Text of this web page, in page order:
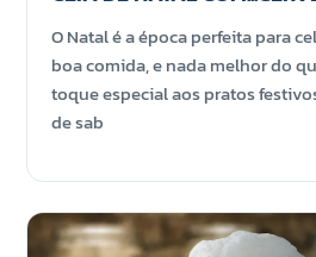
O Natal é a época perfeita para
boa comida, e nada melhor do
toque especial aos pratos
de sab